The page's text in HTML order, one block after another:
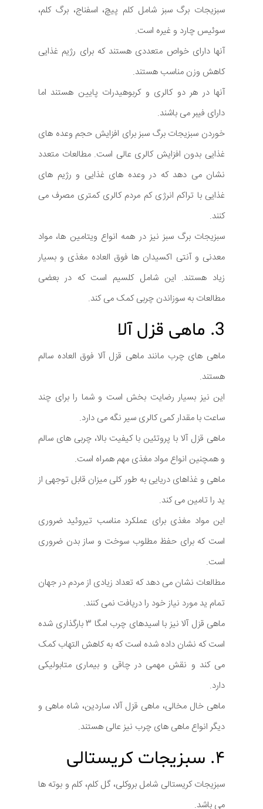
سبزیجات برگ سبز شامل کلم پیچ، اسفناج، برگ کلم،
سوئيس چارد و غیره است.
آنها دارای خواص متعددی هستند که برای رژیم غذایی
کاهش وزن مناسب هستند.
آنها در هر دو کالری و کربوهیدرات پایین هستند اما
دارای فیبر می باشند.
خوردن سبزیجات برگ سبز برای افزایش حجم وعده های
غذایی بدون افزایش کالری عالی است. مطالعات متعدد
نشان می دهد که در وعده های غذایی و رژیم های
غذایی با تراکم انرژی کم مردم کالری کمتری مصرف می
کنند.
سبزیجات برگ سبز نیز در همه انواع ویتامین ها، مواد
معدنی و آنتی اکسیدان ها فوق العاده مغذی و بسیار
زیاد هستند. این شامل کلسیم است که در بعضی
مطالعات به سوزاندن چربی کمک می کند.
3. ماهی قزل آلا
ماهی های چرب مانند ماهی قزل آلا فوق العاده سالم
هستند.
این نیز بسیار رضایت بخش است و شما را برای چند
ساعت با مقدار کمی کالری سیر نگه می دارد.
ماهی قزل آلا با پروتئین با کیفیت بالا، چربی های سالم
و همچنین انواع مواد مغذی مهم همراه است.
ماهی و غذاهای دریایی به طور کلی میزان قابل توجهی از
ید را تامین می کند.
این مواد مغذی برای عملکرد مناسب تیروئید ضروری
است که برای حفظ مطلوب سوخت و ساز بدن ضروری
است.
مطالعات نشان می دهد که تعداد زیادی از مردم در جهان
تمام ید مورد نیاز خود را دریافت نمی کنند.
ماهی قزل آلا نیز با اسیدهای چرب امگا 3 بارگذاری شده
است که نشان داده شده است که به کاهش التهاب کمک
می کند و نقش مهمی در چاقی و بیماری متابولیکی
دارد.
ماهی خال مخالی، ماهی قزل آلا، ساردین، شاه ماهی و
دیگر انواع ماهی های چرب نیز عالی هستند.
۴. سبزیجات کریستالی
سبزیجات کریستالی شامل بروکلی، گل کلم، کلم و بوته ها
می باشد.